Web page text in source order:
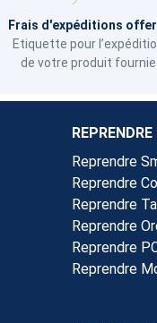
Frais d'expéditions
Etiquette pour
de votre produit fournie
Reprendre
Reprendre
Reprendre
Reprendre
Reprendre
Reprendre